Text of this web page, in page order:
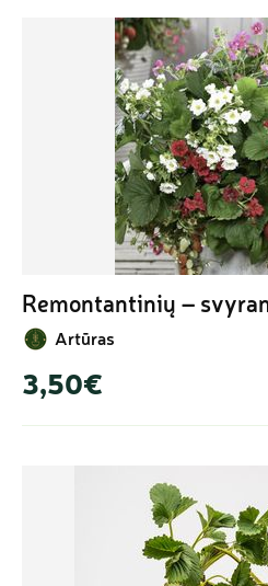
Remontantinių –
Artūras
3,50€